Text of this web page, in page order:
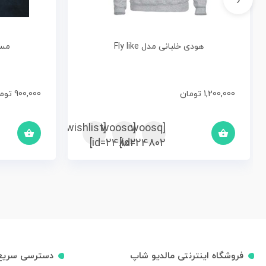
هودی خلبانی مدل Fly like
1,200,000 تومان
[yith_wcwl_add_to_wishlist]
[woosc
id=24802]
[woosq
id=24802]
900,000
فروشگاه اینترنتی مالدیو شاپ دسترسی